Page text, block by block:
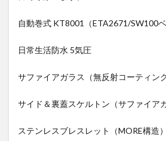
自動巻式 KT8001（ETA2671/SW100
日常生活防水 5気圧
サファイアガラス（無反射コーティング
サイド＆裏蓋スケルトン（サファイア
ステンレスブレスレット（MORE構造）